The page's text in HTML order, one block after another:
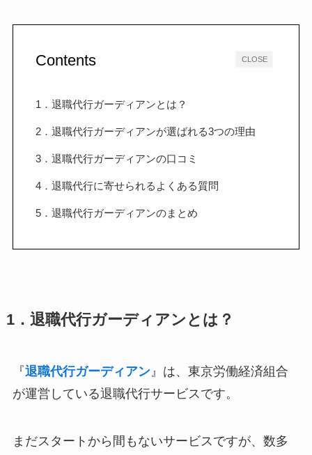
CLOSE
Contents
1．退職代行ガーディアンとは？
2．退職代行ガーディアンが選ばれる3つの理由
3．退職代行ガーディアンの口コミ
4．退職代行に寄せられるよくある質問
5．退職代行ガーディアンのまとめ
1．退職代行ガーディアンとは？
『退職代行ガーディアン』は、東京労働経済組合
が運営している退職代行サービスです。
まだスタートから間もないサービスですが、数多